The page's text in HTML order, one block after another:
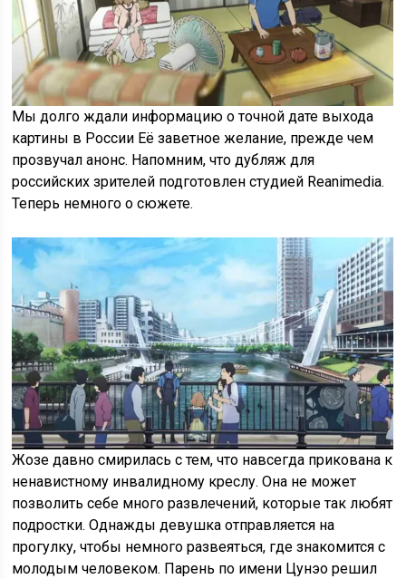
Мы долго ждали информацию о точной дате выхода
картины в России Её заветное желание, прежде чем
прозвучал анонс. Напомним, что дубляж для
российских зрителей подготовлен студией Reanimedia.
Теперь немного о сюжете.
Жозе давно смирилась с тем, что навсегда прикована к
ненавистному инвалидному креслу. Она не может
позволить себе много развлечений, которые так любят
подростки. Однажды девушка отправляется на
прогулку, чтобы немного развеяться, где знакомится с
молодым человеком. Парень по имени Цунэо решил